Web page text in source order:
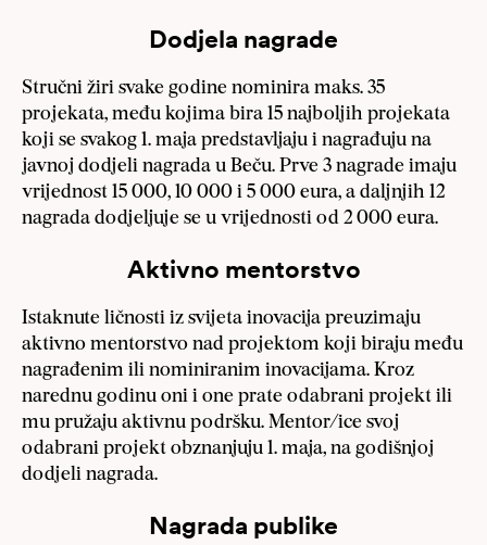
Dodjela nagrade
Stručni žiri svake godine nominira maks. 35
projekata, među kojima bira 15 najboljih projekata
koji se svakog 1. maja predstavljaju i nagrađuju na
javnoj dodjeli nagrada u Beču. Prve 3 nagrade imaju
vrijednost 15 000, 10 000 i 5 000 eura, a daljnjih 12
nagrada dodjeljuje se u vrijednosti od 2 000 eura.
Aktivno mentorstvo
Istaknute ličnosti iz svijeta inovacija preuzimaju
aktivno mentorstvo nad projektom koji biraju među
nagrađenim ili nominiranim inovacijama. Kroz
narednu godinu oni i one prate odabrani projekt ili
mu pružaju aktivnu podršku. Mentor/ice svoj
odabrani projekt obznanjuju 1. maja, na godišnjoj
dodjeli nagrada.
Nagrada publike